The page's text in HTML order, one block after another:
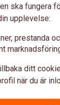
med det
olja och
sjöfart.
ska fungera
upplevelse:
prestanda
ditt
när du är